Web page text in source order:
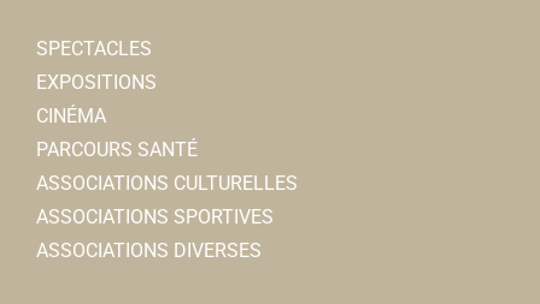
SPECTACLES
EXPOSITIONS
CINÉMA
PARCOURS SANTÉ
ASSOCIATIONS CULTURELLES
ASSOCIATIONS SPORTIVES
ASSOCIATIONS DIVERSES